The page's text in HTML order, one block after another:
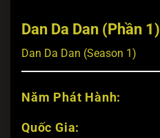
Dan Da Dan (Phần 1)
Dan Da Dan (Season 1)
Năm Phát Hành:
Quốc Gia: